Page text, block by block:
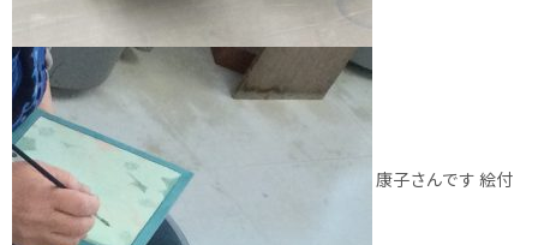
康子さんです 絵付